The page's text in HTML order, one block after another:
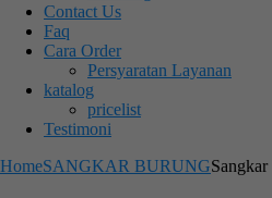
Contact Us
Faq
Cara Order
Persyaratan Layanan
katalog
pricelist
Testimoni
HomeSANGKAR BURUNG